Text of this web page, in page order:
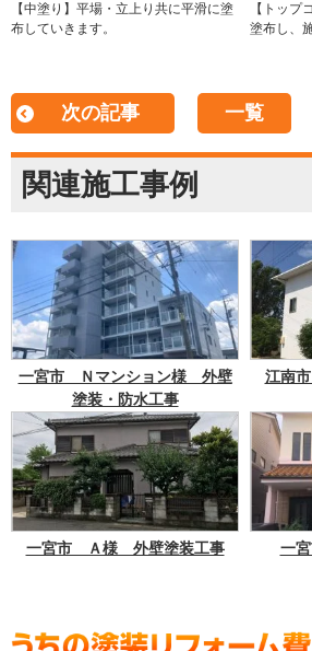
【中塗り】平場・立上り共に平滑に塗
布していきます。
【トップ
塗布し、
次の記事 一覧
関連施工事例
一宮市 Ｎマンション様 外壁
塗装・防水工事
江南
一宮市 Ａ様 外壁塗装工事 一